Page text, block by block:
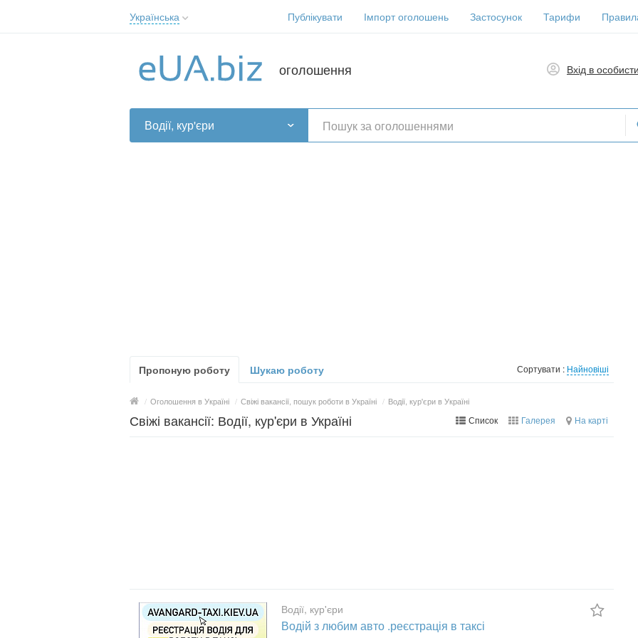
Українська
Українська
Публікувати Імпорт оголошень Застосунок Тарифи
оголошення Вхід в
Водії, кур'єри
Пропоную роботу Шукаю роботу Сортувати : Найновіші
/ Оголошення в Україні / Свіжі вакансії, пошук роботи в Україні / Водії, кур'єри в Україні
Свіжі вакансії: Водії, кур'єри в Україні Список Галерея На карті
Водії, кур'єри
Водій з любим авто .реєстрація в таксі